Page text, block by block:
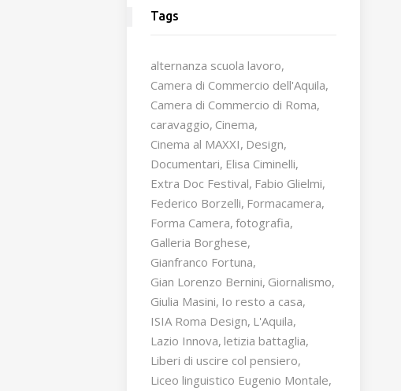
Tags
alternanza scuola lavoro
Camera di Commercio dell'Aquila
Camera di Commercio di Roma
caravaggio Cinema
Cinema al MAXXI Design
Documentari Elisa Ciminelli
Extra Doc Festival Fabio Glielmi
Federico Borzelli Formacamera
Forma Camera fotografia
Galleria Borghese
Gianfranco Fortuna
Gian Lorenzo Bernini Giornalismo
Giulia Masini Io resto a casa
ISIA Roma Design L'Aquila
Lazio Innova letizia battaglia
Liberi di uscire col pensiero
Liceo linguistico Eugenio Montale